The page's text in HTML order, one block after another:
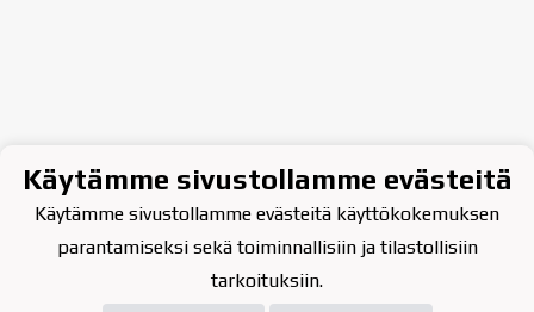
Käytämme sivustollamme evästeitä
Käytämme sivustollamme evästeitä käyttökokemuksen
parantamiseksi sekä toiminnallisiin ja tilastollisiin
tarkoituksiin.